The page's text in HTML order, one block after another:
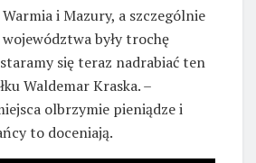
i Mazury, a szczególnie
były trochę
się teraz nadrabiać ten
Waldemar Kraska. –
olbrzymie pieniądze i
to doceniają.